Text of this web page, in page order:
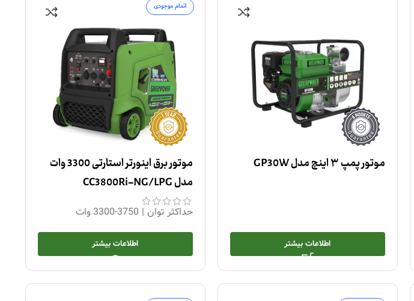
موتور پمپ ۳ اینچ مدل GP30W
اطلاعات بیشتر
اتمام موجودی
موتور برق اینورتر استارتی 3300 وات
مدل CC3800Ri-NG/LPG
حداکثر توان | 3750-3300 وات
اطلاعات بیشتر